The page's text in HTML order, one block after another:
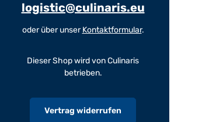
logistic@culinaris.eu
oder über unserKontaktformular.
Dieser Shop wird von Culinaris
betrieben.
Vertrag widerrufen